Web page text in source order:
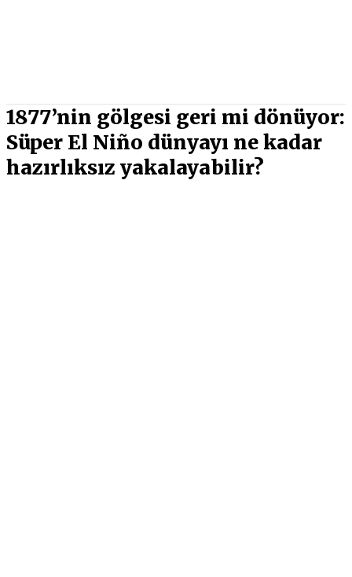
1877’nin gölgesi geri mi dönüyor:
Süper El Niño dünyayı ne kadar
hazırlıksız yakalayabilir?